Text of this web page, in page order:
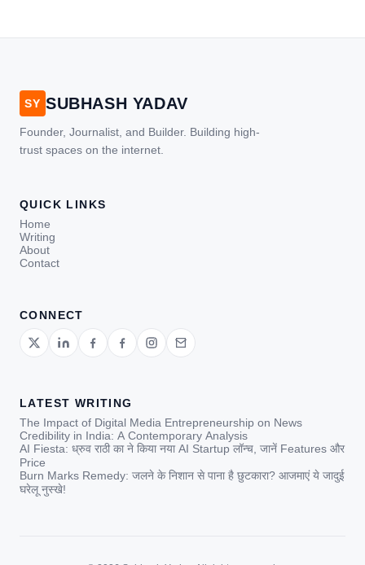
SY SUBHASH YADAV
Founder, Journalist, and Builder. Building high-
trust spaces on the internet.
QUICK LINKS
Home
Writing
About
Contact
CONNECT
LATEST WRITING
The Impact of Digital Media Entrepreneurship on News
Credibility in India: A Contemporary Analysis
AI Fiesta: ध्रुव राठी का ने किया नया AI Startup लॉन्च, जानें Features और
Price
Burn Marks Remedy: जलने के निशान से पाना है छुटकारा? आजमाएं ये जादुई
घरेलू नुस्खे!